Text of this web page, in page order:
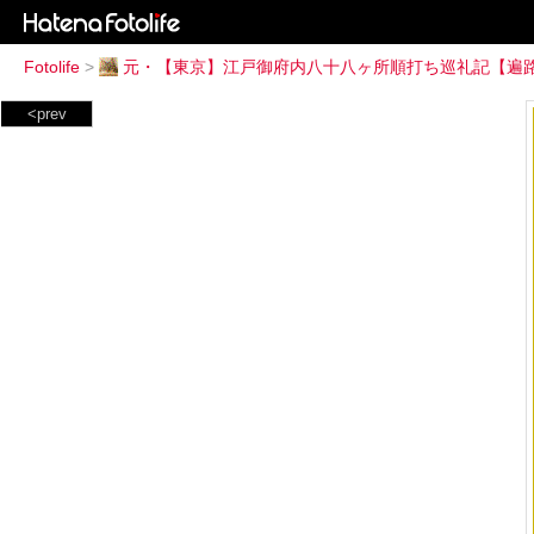
Fotolife > 元・【東京】江戸御府内八十八ヶ所順打ち巡礼記【遍
<prev